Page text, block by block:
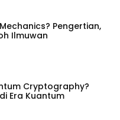
Pengertian,
Ilmuwan
Cryptography?
Era Kuantum